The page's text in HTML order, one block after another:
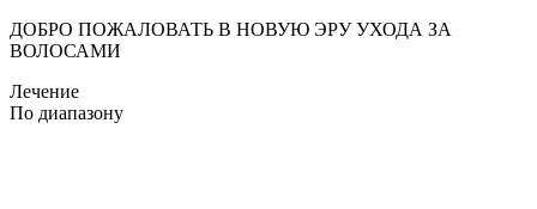
ДОБРО ПОЖАЛОВАТЬ В НОВУЮ ЭРУ УХОДА ЗА
ВОЛОСАМИ
Лечение
По диапазону